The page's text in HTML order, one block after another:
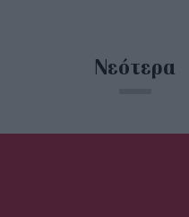
Νεότερα